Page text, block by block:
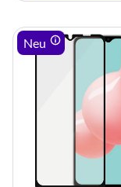
Neu